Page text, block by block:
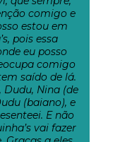
comigo e
estou em
pois essa
eu posso
comigo
saído de lá.
Dudu, Nina (de
(baiano), e
E não
vai fazer